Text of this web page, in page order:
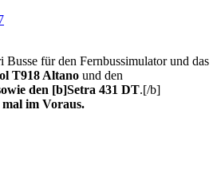
Busse für den Fernbussimulator und das
T918 Altano und den
den [b]Setra 431 DT.[/b]
im Voraus.